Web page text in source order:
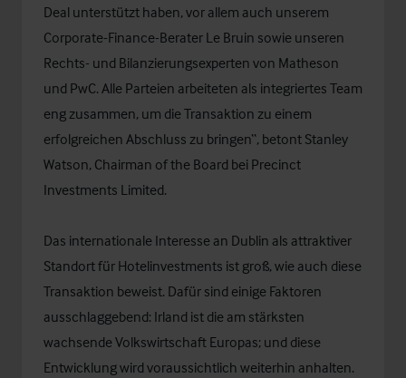
Deal unterstützt haben, vor allem auch unserem
Corporate-Finance-Berater Le Bruin sowie unseren
Rechts- und Bilanzierungsexperten von Matheson
und PwC. Alle Parteien arbeiteten als integriertes Team
eng zusammen, um die Transaktion zu einem
erfolgreichen Abschluss zu bringen“, betont Stanley
Watson, Chairman of the Board bei Precinct
Investments Limited.
Das internationale Interesse an Dublin als attraktiver
Standort für Hotelinvestments ist groß, wie auch diese
Transaktion beweist. Dafür sind einige Faktoren
ausschlaggebend: Irland ist die am stärksten
wachsende Volkswirtschaft Europas; und diese
Entwicklung wird voraussichtlich weiterhin anhalten.